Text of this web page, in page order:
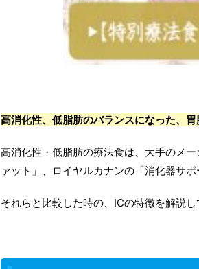
高消化性、低脂肪のバランスになった、胃
高消化性・低脂肪の療法食は、大手のメ
ァット」、ロイヤルカナンの「消化器サポ
それらと比較した時の、ICの特徴を解説し